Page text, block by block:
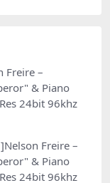
Freire –
& Piano
24bit 96khz
Freire –
& Piano
24bit 96khz